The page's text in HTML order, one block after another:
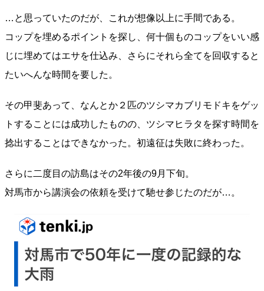
…と思っていたのだが、これが想像以上に手間である。
コップを埋めるポイントを探し、何十個ものコップをいい感
じに埋めてはエサを仕込み、さらにそれら全てを回収すると
たいへんな時間を要した。
その甲斐あって、なんとか２匹のツシマカブリモドキをゲッ
トすることには成功したものの、ツシマヒラタを探す時間を
捻出することはできなかった。初遠征は失敗に終わった。
さらに二度目の訪島はその2年後の9月下旬。
対馬市から講演会の依頼を受けて馳せ参じたのだが…。